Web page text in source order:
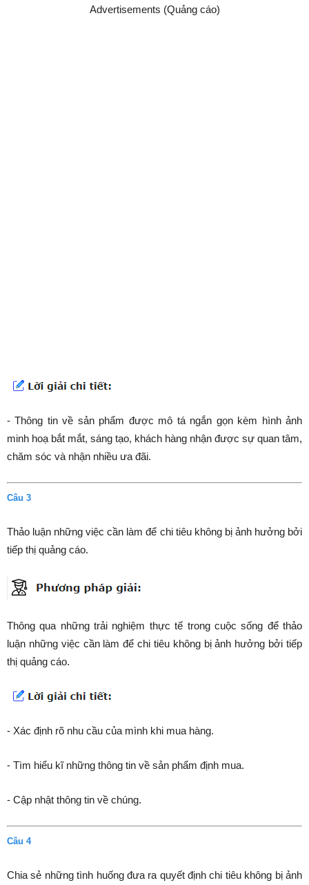
Advertisements (Quảng cáo)
- Thông tin về sản phẩm được mô tá ngắn gọn kèm hình ảnh
minh hoạ bắt mắt, sáng tạo, khách hàng nhận được sự quan tâm,
chăm sóc và nhận nhiều ưa đãi.
Câu 3
Thảo luận những việc cần làm để chi tiêu không bị ảnh hưởng bởi
tiếp thị quảng cáo.
Thông qua những trải nghiệm thực tế trong cuộc sống để thảo
luận những việc cần làm để chi tiêu không bị ảnh hưởng bởi tiếp
thị quảng cáo.
- Xác định rõ nhu cầu của mình khi mua hàng.
- Tìm hiểu kĩ những thông tin về sản phẩm định mua.
- Cập nhật thông tin về chúng.
Câu 4
Chia sẻ những tình huống đưa ra quyết định chi tiêu không bị ảnh